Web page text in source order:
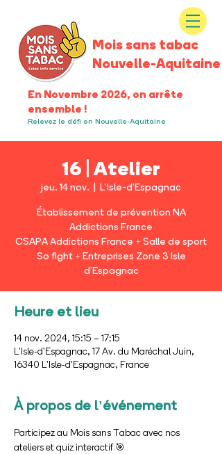
Mois sans tabac
Nouvelle-Aquitaine
En Novembre 2026, on arrête
ensemble !
Relevez le défi en Nouvelle-Aquitaine
16 | Atelier
jeu. 14 nov.
  |
L'Isle-d'Espagnac
Établissement de prévention NA
Addictions France
CSAPA Addictions France + Salle de sport
So fight + Entreprises Zone 3 Isle
d'Espagnac
Heure et lieu
14 nov. 2024, 15:15 – 17:15
L'Isle-d'Espagnac, 17 Av. du Maréchal Juin,
16340 L'Isle-d'Espagnac, France
À propos de l'événement
Participez au Mois sans Tabac avec nos
ateliers et quiz interactif 🎯